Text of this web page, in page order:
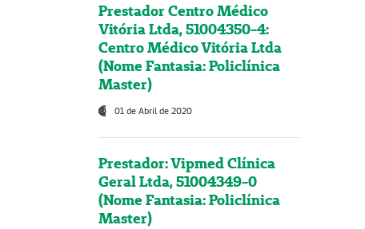
Prestador Centro Médico
Vitória Ltda, 51004350-4:
Centro Médico Vitória Ltda
(Nome Fantasia: Policlínica
Master)
01 de Abril de 2020
Prestador: Vipmed Clínica
Geral Ltda, 51004349-0
(Nome Fantasia: Policlínica
Master)